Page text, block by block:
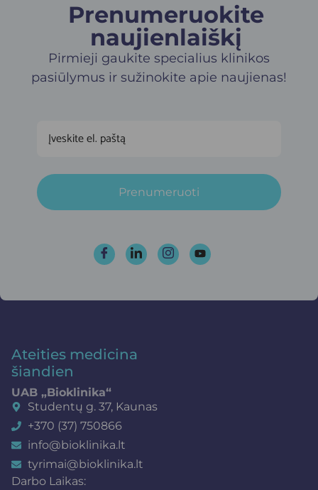
Prenumeruokite
naujienlaiškį​
Pirmieji gaukite specialius klinikos
pasiūlymus ir sužinokite apie naujienas!
Prenumeruoti
Ateities medicina
šiandien
UAB „Bioklinika“
Studentų g. 37, Kaunas
+370 (37) 750866
info@bioklinika.lt
tyrimai@bioklinika.lt
Darbo Laikas: